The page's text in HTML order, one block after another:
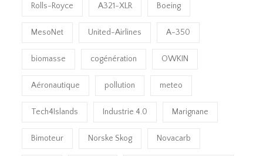
Rolls-Royce A321-XLR Boeing
MesoNet United-Airlines A-350
biomasse cogénération OWKIN
Aéronautique pollution meteo
Tech4Islands Industrie 4.0 Marignane
Bimoteur Norske Skog Novacarb